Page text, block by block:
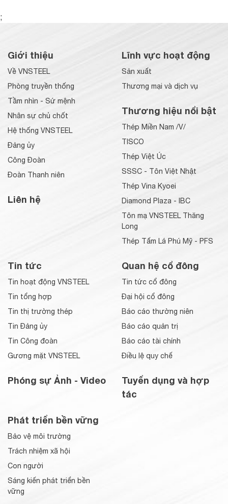
;
Giới thiệu
Về VNSTEEL
Phòng truyền thống
Tầm nhìn - Sứ mệnh
Nhân sự chủ chốt
Hệ thống VNSTEEL
Đảng ủy
Công Đoàn
Đoàn Thanh niên
Liên hệ
Lĩnh vực hoạt động
Sản xuất
Thương mại và dịch vụ
Thương hiệu nổi bật
Thép Miền Nam /V/
TISCO
Thép Việt Úc
SSSC - Tôn Việt Nhật
Thép Vina Kyoei
Diamond Plaza - IBC
Tôn mạ VNSTEEL Thăng
Long
Thép Tấm Lá Phú Mỹ - PFS
Tin tức
Tin hoạt động VNSTEEL
Tin tổng hợp
Tin thị trường thép
Tin Đảng ủy
Tin Công đoàn
Gương mặt VNSTEEL
Phóng sự Ảnh - Video
Quan hệ cổ đông
Tin tức cổ đông
Đại hội cổ đông
Báo cáo thường niên
Báo cáo quản trị
Báo cáo tài chính
Điều lệ quy chế
Tuyển dụng và hợp
tác
Phát triển bền vững
Bảo vệ môi trường
Trách nhiệm xã hội
Con người
Sáng kiến phát triển bền
vững